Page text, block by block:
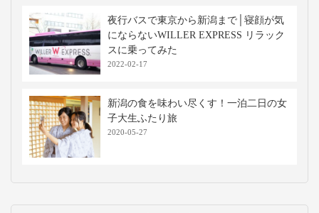
夜行バスで東京から新潟まで│寝顔が気
にならないWILLER EXPRESS リラック
スに乗ってみた
2022-02-17
新潟の食を味わい尽くす！一泊二日の女
子大生ふたり旅
2020-05-27